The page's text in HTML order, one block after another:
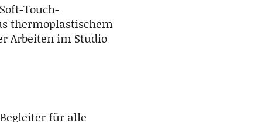
Touch-
thermoplastischem
Arbeiten im Studio
für alle